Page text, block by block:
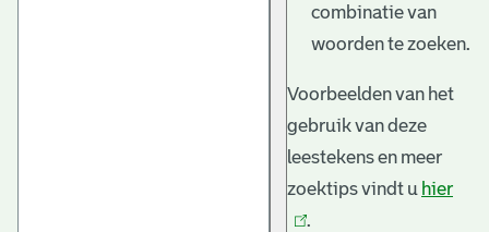
combinatie van
woorden te zoeken.
Voorbeelden van het
gebruik van deze
leestekens en meer
zoektips vindt u hier
.